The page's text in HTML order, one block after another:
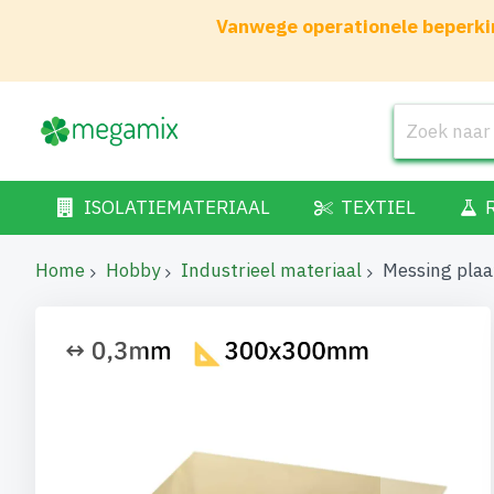
Vanwege operationele
ISOLATIEMATERIAAL TEXTIEL
Home Hobby Industrieel materiaal Messing
Ga